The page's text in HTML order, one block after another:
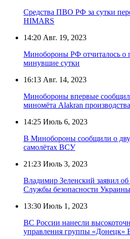
Средства ПВО РФ за сутки
HIMARS
14:20 Авг. 19, 2023
Минобороны РФ отчиталось о
минувшие сутки
16:13 Авг. 14, 2023
Минобороны впервые
миномёта Alakran
14:25 Июль 6, 2023
В Минобороны сообщили о
самолётах ВСУ
21:23 Июль 3, 2023
Владимир Зеленский заявил
Службы безопасности
13:30 Июль 1, 2023
ВС России нанесли
управления группы